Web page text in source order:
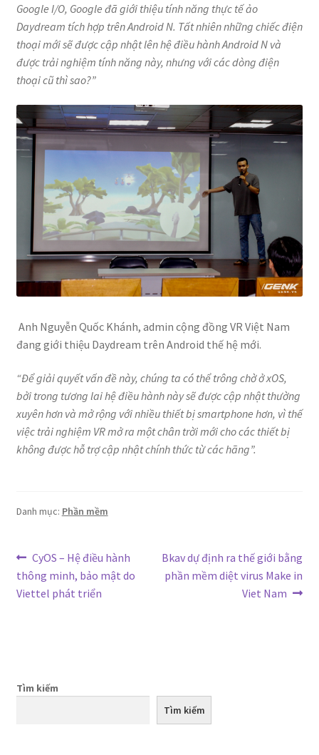
Google I/O, Google đã giới thiệu tính năng thực tế ảo
Daydream tích hợp trên Android N. Tất nhiên những chiếc điện
thoại mới sẽ được cập nhật lên hệ điều hành Android N và
được trải nghiệm tính năng này, nhưng với các dòng điện
thoại cũ thì sao?”
Anh Nguyễn Quốc Khánh, admin cộng đồng VR Việt Nam
đang giới thiệu Daydream trên Android thế hệ mới.
“Để giải quyết vấn đề này, chúng ta có thể trông chờ ở xOS,
bởi trong tương lai hệ điều hành này sẽ được cập nhật thường
xuyên hơn và mở rộng với nhiều thiết bị smartphone hơn, vì thế
việc trải nghiệm VR mở ra một chân trời mới cho các thiết bị
không được hỗ trợ cập nhật chính thức từ các hãng”.
Danh mục: Phần mềm
Điều
hướng
Bài
trước:
CyOS – Hệ điều hành
thông minh, bảo mật do
Viettel phát triển
Bài
tiếp
Bkav dự định ra thế giới bằng
phần mềm diệt virus Make in
Viet Nam
Tìm kiếm
Tìm kiếm